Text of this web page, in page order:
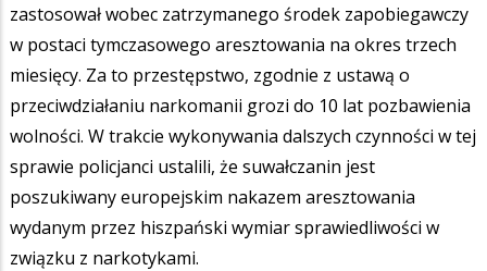
zastosował wobec zatrzymanego środek zapobiegawczy
w postaci tymczasowego aresztowania na okres trzech
miesięcy. Za to przestępstwo, zgodnie z ustawą o
przeciwdziałaniu narkomanii grozi do 10 lat pozbawienia
wolności. W trakcie wykonywania dalszych czynności w tej
sprawie policjanci ustalili, że suwałczanin jest
poszukiwany europejskim nakazem aresztowania
wydanym przez hiszpański wymiar sprawiedliwości w
związku z narkotykami.